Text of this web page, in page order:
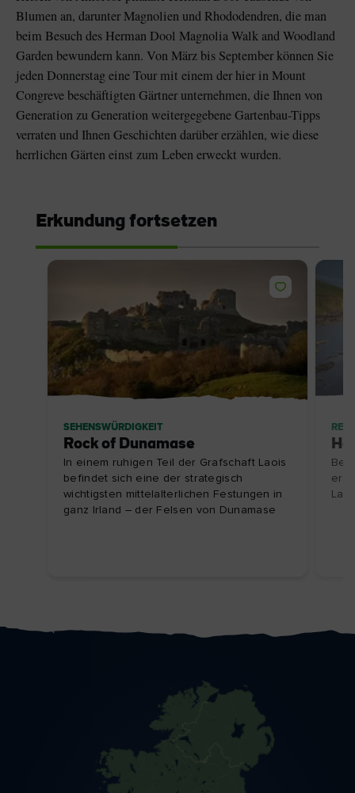
Blumen an, darunter Magnolien und Rhododendren, die man
beim Besuch des Herman Dool Magnolia Walk and Woodland
Garden bewundern kann. Von März bis September können Sie
jeden Donnerstag eine Tour mit einem der hier in Mount
Congreve beschäftigten Gärtner unternehmen, die Ihnen von
Generation zu Generation weitergegebene Gartenbau-Tipps
verraten und Ihnen Geschichten darüber erzählen, wie diese
herrlichen Gärten einst zum Leben erweckt wurden.
Erkundung fortsetzen
SEHENSWÜRDIGKEIT
Rock of Dunamase
In einem ruhigen Teil der Grafschaft Laois
befindet sich eine der strategisch
wichtigsten mittelalterlichen Festungen in
ganz Irland – der Felsen von Dunamase
Bei